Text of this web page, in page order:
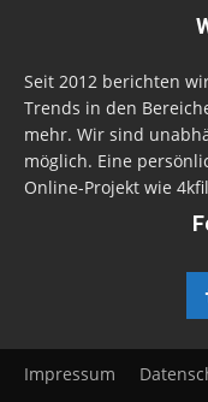
Seit 2012 berichten
Trends in den
mehr. Wir sind
möglich. Eine
Online-Projekt wie
Impressum